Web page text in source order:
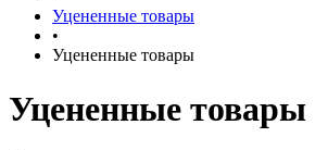
Уцененные товары
•
Уцененные товары
Уцененные товары